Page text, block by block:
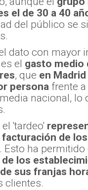
el de 30 a 40
del público se
dato con mayor
el gasto medio
, que en Madrid
persona frente
nacional, lo
'tardeo'
facturación de
. Esto ha permitido
de los
sus franjas
clientes.